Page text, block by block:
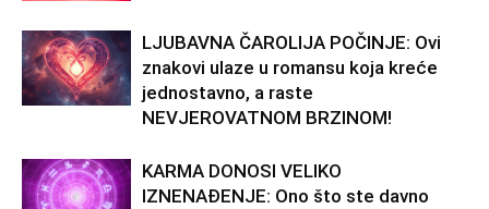
LJUBAVNA ČAROLIJA POČINJE: Ovi
znakovi ulaze u romansu koja kreće
jednostavno, a raste
NEVJEROVATNOM BRZINOM!
KARMA DONOSI VELIKO
IZNENAĐENJE: Ono što ste davno